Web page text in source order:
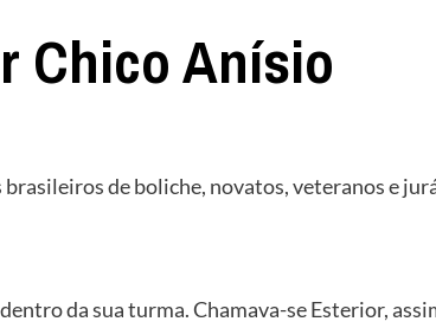
Chico Anísio
de boliche, novatos, veteranos e
da sua turma. Chamava-se Esterior,